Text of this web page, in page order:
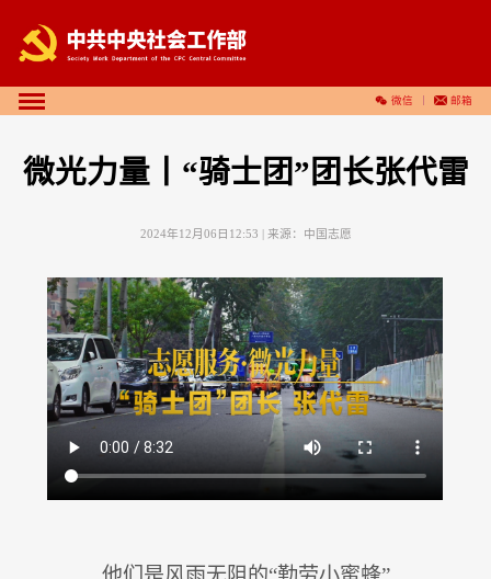
微信 邮箱
微光力量丨“骑士团”团长张代雷
2024年12月06日12:53 | 来源： 中国志愿